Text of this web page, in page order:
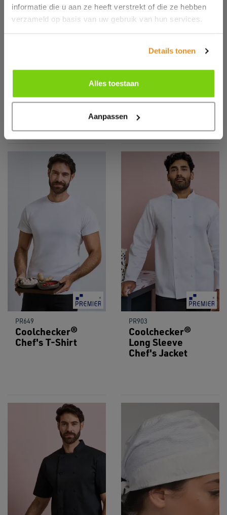
informatie die u aan ze heeft verstrekt of die ze hebben
verzameld op basis van uw gebruik van hun services.
Details tonen
Alles toestaan
Aanpassen
PR653 PR658
Chef's Zandana
PR649
Coolchecker®
Chef's T-Shirt
PR903
Coolchecker®
Long Sleeve
Chef's Jacket